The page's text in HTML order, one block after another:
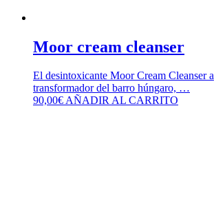
Moor cream cleanser
El desintoxicante Moor Cream Cleanser
transformador del barro húngaro, …
90,00€AÑADIR AL CARRITO